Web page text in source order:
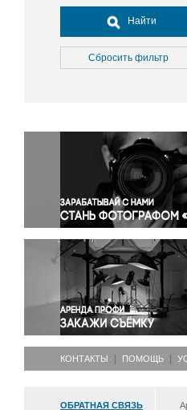
Досуг, туризм и отдых
Культура
Медицина
Окружающая среда
Политика
Правосудие
Происшествия и
Религия
Светская жизнь
Спорт
Экология
Экономика и бизнес
Найти
Сбросить фильтр
КОНТАКТЫ ПОМОЩЬ
ОБРАТНАЯ СВЯЗЬ